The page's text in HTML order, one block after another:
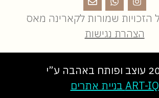
הצהרת נגישות
ART-IQ בניית אתרים